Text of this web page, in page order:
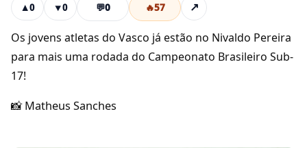
▲0 ▼0 💬0 🔥57 ↗
Os jovens atletas do Vasco já estão no Nivaldo Pereira
para mais uma rodada do Campeonato Brasileiro Sub-
17!
📸 Matheus Sanches